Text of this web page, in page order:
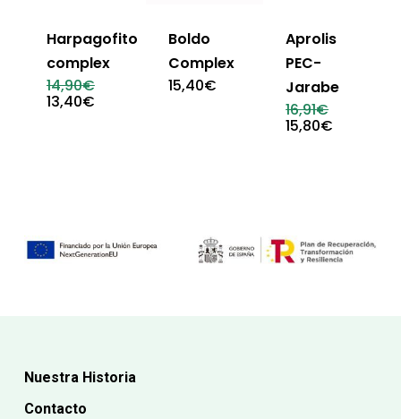
Harpagofito
complex
14,90€El
precio
13,40€El
Boldo
Complex
15,40€
Aprolis
PEC-
Jarabe
16,91€El
precio
original
15,80€
Nuestra Historia
Contacto